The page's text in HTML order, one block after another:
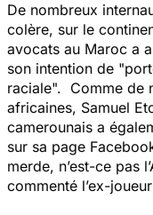
De nombreux
colère, sur le
avocats au Maroc a
son intention de "
raciale". Comme de
africaines, Samuel
camerounais a
sur sa page
merde, n’est-ce pas
commenté l’ex-